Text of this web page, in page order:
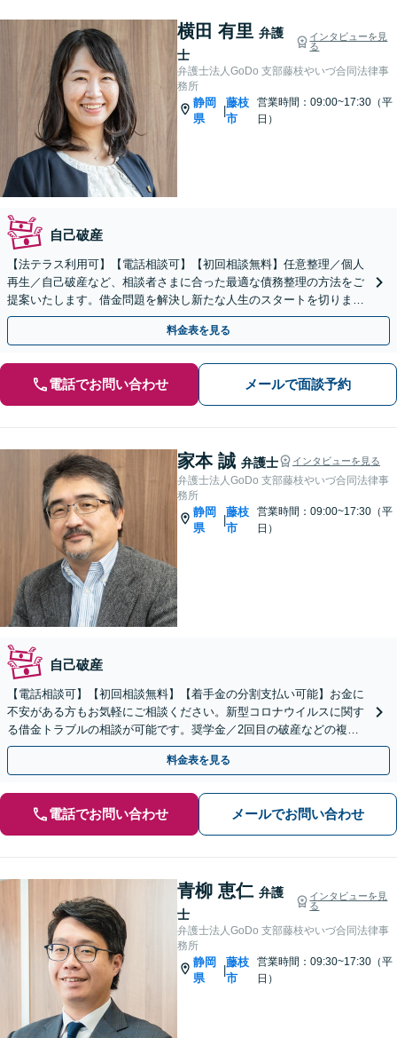
横田 有里 弁護
士
インタビューを見
る
弁護士法人GoDo 支部藤枝やいづ合同法律事
務所
静岡
県
|
藤枝
市
営業時間：09:00~17:30（平
日）
自己破産
【法テラス利用可】【電話相談可】【初回相談無料】任意整理／個人
再生／自己破産など、相談者さまに合った最適な債務整理の方法をご
提案いたします。借金問題を解決し新たな人生のスタートを切りまし
ょう【藤枝の老舗事務所】【弁護士3人在籍】
料金表を見る
電話でお問い合わせ メールで面談予約
家本 誠 弁護士 インタビューを見る
弁護士法人GoDo 支部藤枝やいづ合同法律事
務所
静岡
県
|
藤枝
市
営業時間：09:00~17:30（平
日）
自己破産
【電話相談可】【初回相談無料】【着手金の分割支払い可能】お金に
不安がある方もお気軽にご相談ください。新型コロナウイルスに関す
る借金トラブルの相談が可能です。奨学金／2回目の破産などの複雑
な借金問題を解決。
料金表を見る
電話でお問い合わせ メールでお問い合わせ
青柳 恵仁 弁護
士
インタビューを見
る
弁護士法人GoDo 支部藤枝やいづ合同法律事
務所
静岡
県
|
藤枝
市
営業時間：09:30~17:30（平
日）